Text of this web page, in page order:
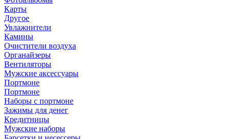
Карты
Другое
Увлажнители
Камины
Очистители воздуха
Органайзеры
Вентиляторы
Мужские аксессуары
Портмоне
Портмоне
Наборы с портмоне
Зажимы для денег
Кредитницы
Мужские наборы